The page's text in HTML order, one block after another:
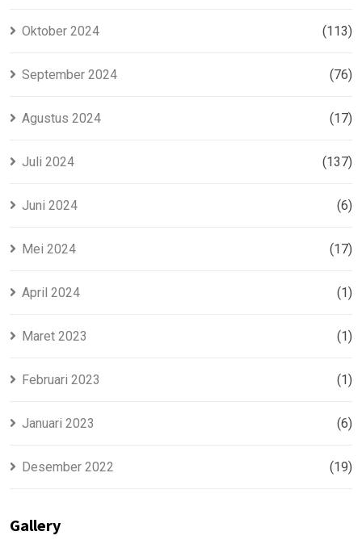
Oktober 2024 (113)
September 2024 (76)
Agustus 2024 (17)
Juli 2024 (137)
Juni 2024 (6)
Mei 2024 (17)
April 2024 (1)
Maret 2023 (1)
Februari 2023 (1)
Januari 2023 (6)
Desember 2022 (19)
Gallery